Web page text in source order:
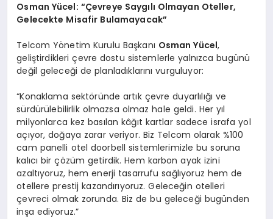
Osman Yücel: “Çevreye Saygılı Olmayan Oteller,
Gelecekte Misafir Bulamayacak”
Telcom Yönetim Kurulu Başkanı Osman Yücel,
geliştirdikleri çevre dostu sistemlerle yalnızca bugünü
değil geleceği de planladıklarını vurguluyor:
“Konaklama sektöründe artık çevre duyarlılığı ve
sürdürülebilirlik olmazsa olmaz hale geldi. Her yıl
milyonlarca kez basılan kâğıt kartlar sadece israfa yol
açıyor, doğaya zarar veriyor. Biz Telcom olarak %100
cam panelli otel doorbell sistemlerimizle bu soruna
kalıcı bir çözüm getirdik. Hem karbon ayak izini
azaltıyoruz, hem enerji tasarrufu sağlıyoruz hem de
otellere prestij kazandırıyoruz. Geleceğin otelleri
çevreci olmak zorunda. Biz de bu geleceği bugünden
inşa ediyoruz.”